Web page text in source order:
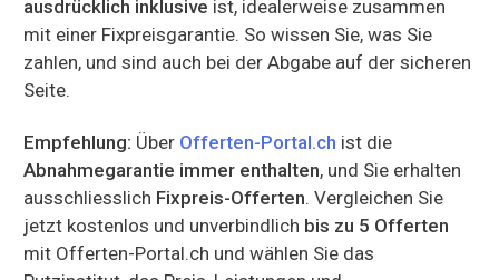
ausdrücklich inklusive ist, idealerweise zusammen
mit einer Fixpreisgarantie. So wissen Sie, was Sie
zahlen, und sind auch bei der Abgabe auf der sicheren
Seite.
Empfehlung: Über Offerten-Portal.ch ist die
Abnahmegarantie immer enthalten, und Sie erhalten
ausschliesslich Fixpreis-Offerten. Vergleichen Sie
jetzt kostenlos und unverbindlich bis zu 5 Offerten
mit Offerten-Portal.ch und wählen Sie das